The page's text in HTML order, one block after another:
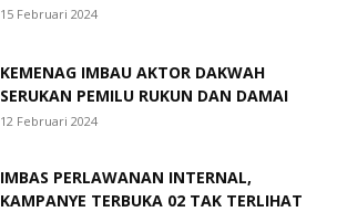
15 Februari 2024
KEMENAG IMBAU AKTOR DAKWAH
SERUKAN PEMILU RUKUN DAN DAMAI
12 Februari 2024
IMBAS PERLAWANAN INTERNAL,
KAMPANYE TERBUKA 02 TAK TERLIHAT